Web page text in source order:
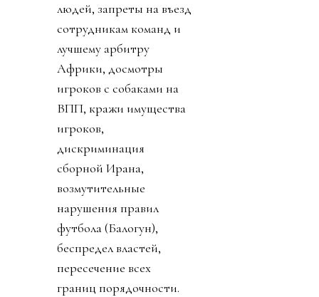
людей, запреты на въезд
сотрудникам команд и
лучшему арбитру
Африки, досмотры
игроков с собаками на
ВПП, кражи имущества
игроков,
дискриминация
сборной Ирана,
возмутительные
нарушения правил
футбола (Балогун),
беспредел властей,
пересечение всех
границ порядочности.